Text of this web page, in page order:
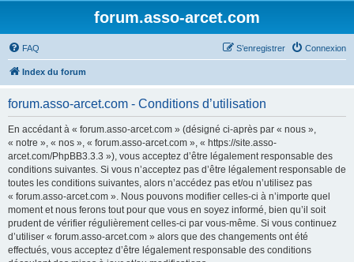
forum.asso-arcet.com
FAQ Connexion
S’enregistrer
Index du forum
forum.asso-arcet.com - Conditions d’utilisation
En accédant à « forum.asso-arcet.com » (désigné ci-après par « nous »,
« notre », « nos », « forum.asso-arcet.com », « https://site.asso-
arcet.com/PhpBB3.3.3 »), vous acceptez d’être légalement responsable des
conditions suivantes. Si vous n’acceptez pas d’être légalement responsable de
toutes les conditions suivantes, alors n’accédez pas et/ou n’utilisez pas
« forum.asso-arcet.com ». Nous pouvons modifier celles-ci à n’importe quel
moment et nous ferons tout pour que vous en soyez informé, bien qu’il soit
prudent de vérifier régulièrement celles-ci par vous-même. Si vous continuez
d’utiliser « forum.asso-arcet.com » alors que des changements ont été
effectués, vous acceptez d’être légalement responsable des conditions